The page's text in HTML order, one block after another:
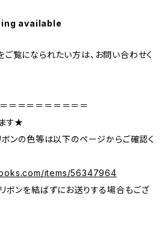
available
覧になられたい方は、お問い合わせく
＝＝＝＝＝＝＝＝＝
す★
ボンの色等は以下のページからご確認く
items/56347964
ボンを結ばずにお送りする場合もござ